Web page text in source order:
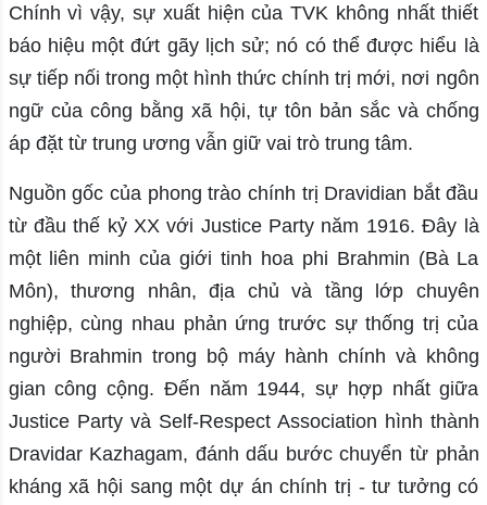
Chính vì vậy, sự xuất hiện của TVK không nhất thiết
báo hiệu một đứt gãy lịch sử; nó có thể được hiểu là
sự tiếp nối trong một hình thức chính trị mới, nơi ngôn
ngữ của công bằng xã hội, tự tôn bản sắc và chống
áp đặt từ trung ương vẫn giữ vai trò trung tâm.
Nguồn gốc của phong trào chính trị Dravidian bắt đầu
từ đầu thế kỷ XX với Justice Party năm 1916. Đây là
một liên minh của giới tinh hoa phi Brahmin (Bà La
Môn), thương nhân, địa chủ và tầng lớp chuyên
nghiệp, cùng nhau phản ứng trước sự thống trị của
người Brahmin trong bộ máy hành chính và không
gian công cộng. Đến năm 1944, sự hợp nhất giữa
Justice Party và Self-Respect Association hình thành
Dravidar Kazhagam, đánh dấu bước chuyển từ phản
kháng xã hội sang một dự án chính trị - tư tưởng có